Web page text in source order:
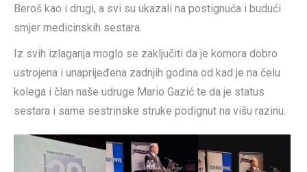
Beroš kao i drugi, a svi su ukazali na postignuća i budući
smjer medicinskih sestara.
Iz svih izlaganja moglo se zaključiti da je komora dobro
ustrojena i unaprijeđena zadnjih godina od kad je na čelu
kolega i član naše udruge Mario Gazić te da je status
sestara i same sestrinske struke podignut na višu razinu.